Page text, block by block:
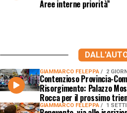
Aree interne priorità”
GIAMMARCO FELEPPA 2
Contenzioso Provincia-
Risorgimento: Palazzo
Rocca per il prossimo
GIAMMARCO FELEPPA 1